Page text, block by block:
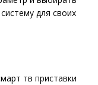
для своих
тв приставки